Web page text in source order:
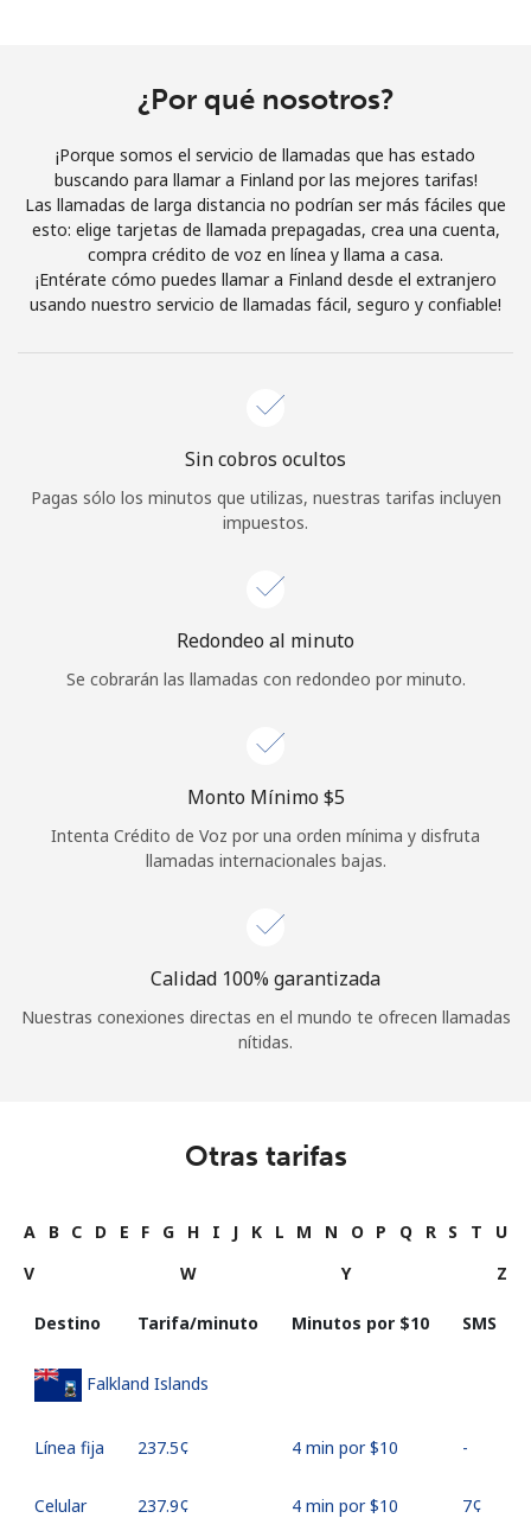
Únete
¡Hola!
Inicia sesión oREGÍSTRATE →
¿Olvidaste tu contraseña? →
o
Continuar con
¿Por qué nosotros?
¡Porque somos el servicio de llamadas que has estado
buscando para llamar a Finland por las mejores tarifas!
Las llamadas de larga distancia no podrían ser más fáciles que
esto: elige tarjetas de llamada prepagadas, crea una cuenta,
compra crédito de voz en línea y llama a casa.
¡Entérate cómo puedes llamar a Finland desde el extranjero
usando nuestro servicio de llamadas fácil, seguro y confiable!
Sin cobros ocultos
Pagas sólo los minutos que utilizas, nuestras tarifas incluyen
impuestos.
Redondeo al minuto
Se cobrarán las llamadas con redondeo por minuto.
Monto Mínimo ⁦$5⁩
Intenta Crédito de Voz por una orden mínima y disfruta
llamadas internacionales bajas.
Calidad 100% garantizada
Nuestras conexiones directas en el mundo te ofrecen llamadas
nítidas.
Otras tarifas
A B C D E F G H I J K L M N O P Q R S T
U
V
W Y Z
Destino Tarifa/minuto Minutos por ⁦$10⁩ SMS
Falkland Islands
Línea fija ⁦237.5¢⁩ 4 min por ⁦$10⁩ -
Celular ⁦237.9¢⁩ 4 min por ⁦$10⁩ ⁦7¢⁩